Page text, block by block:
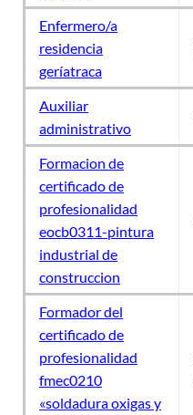
Enfermero/a
residencia
geríatraca
Auxiliar
administrativo
Formacion de
certificado de
profesionalidad
eocb0311-pintura
industrial de
construccion
Formador del
certificado de
profesionalidad
fmec0210
«soldadura oxigas y